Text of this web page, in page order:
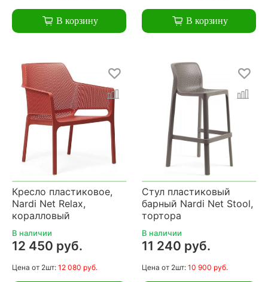
В корзину В корзину
Кресло пластиковое,
Nardi Net Relax,
коралловый
В наличии
12 450 руб.
Цена от 2шт: 12 080 руб.
Стул пластиковый
барный Nardi Net Stool,
тортора
В наличии
11 240 руб.
Цена от 2шт: 10 900 руб.